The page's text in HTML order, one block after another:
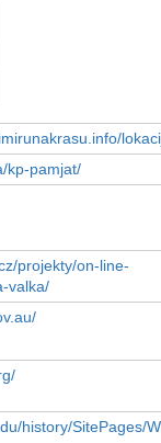
kp-pamjat/
projekty/on-line-
valka/
history/SitePages/